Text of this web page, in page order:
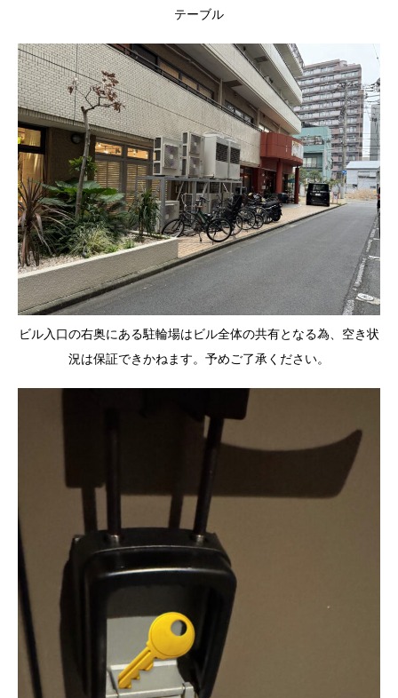
テーブル
ビル入口の右奥にある駐輪場はビル全体の共有となる為、空き状
況は保証できかねます。予めご了承ください。